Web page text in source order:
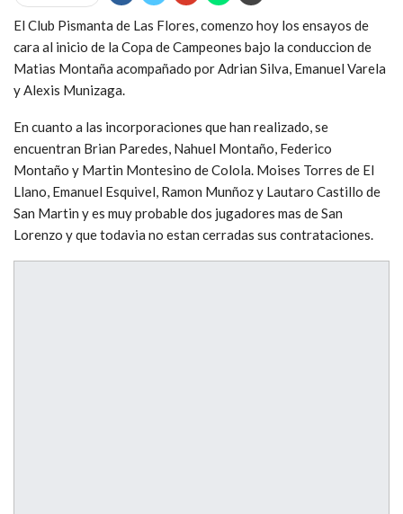
El Club Pismanta de Las Flores, comenzo hoy los ensayos de
cara al inicio de la Copa de Campeones bajo la conduccion de
Matias Montaña acompañado por Adrian Silva, Emanuel Varela
y Alexis Munizaga.
En cuanto a las incorporaciones que han realizado, se
encuentran Brian Paredes, Nahuel Montaño, Federico
Montaño y Martin Montesino de Colola. Moises Torres de El
Llano, Emanuel Esquivel, Ramon Munñoz y Lautaro Castillo de
San Martin y es muy probable dos jugadores mas de San
Lorenzo y que todavia no estan cerradas sus contrataciones.